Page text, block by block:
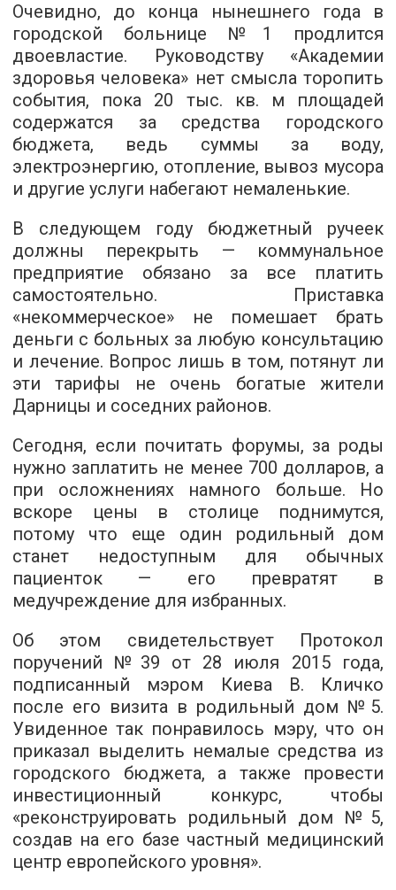
Очевидно, до конца нынешнего года в
городской больнице №1 продлится
двоевластие. Руководству «Академии
здоровья человека» нет смысла торопить
события, пока 20 тыс. кв. м площадей
содержатся за средства городского
бюджета, ведь суммы за воду,
электроэнергию, отопление, вывоз мусора
и другие услуги набегают немаленькие.
В следующем году бюджетный ручеек
должны перекрыть — коммунальное
предприятие обязано за все платить
самостоятельно. Приставка
«некоммерческое» не помешает брать
деньги с больных за любую консультацию
и лечение. Вопрос лишь в том, потянут ли
эти тарифы не очень богатые жители
Дарницы и соседних районов.
Сегодня, если почитать форумы, за роды
нужно заплатить не менее 700 долларов, а
при осложнениях намного больше. Но
вскоре цены в столице поднимутся,
потому что еще один родильный дом
станет недоступным для обычных
пациенток — его превратят в
медучреждение для избранных.
Об этом свидетельствует Протокол
поручений №39 от 28 июля 2015 года,
подписанный мэром Киева В. Кличко
после его визита в родильный дом №5.
Увиденное так понравилось мэру, что он
приказал выделить немалые средства из
городского бюджета, а также провести
инвестиционный конкурс, чтобы
«реконструировать родильный дом №5,
создав на его базе частный медицинский
центр европейского уровня».